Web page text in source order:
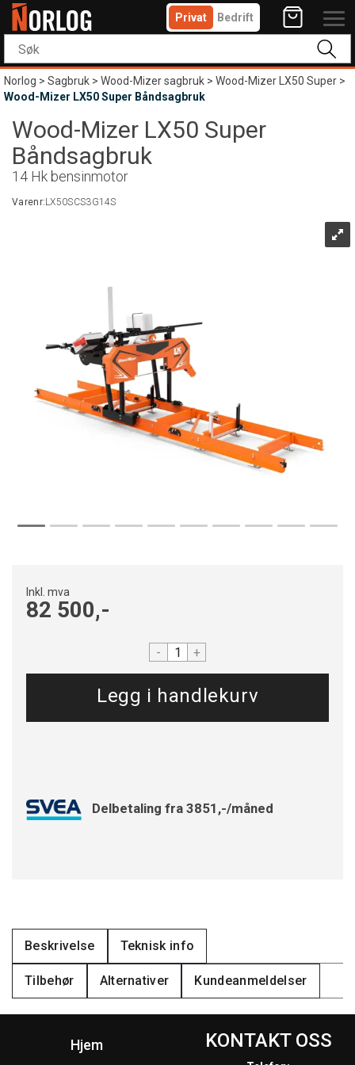
Privat Bedrift
Norlog>Sagbruk>Wood-Mizer sagbruk>Wood-Mizer LX50 Super>
Wood-Mizer LX50 Super Båndsagbruk
Wood-Mizer LX50 Super
Båndsagbruk
14 Hk bensinmotor
Varenr:LX50SCS3G14S
Inkl. mva
82 500,-
- +
Delbetaling fra 3851,-/måned
Beskrivelse Teknisk info
Tilbehør Alternativer Kundeanmeldelser
Hjem KONTAKT OSS